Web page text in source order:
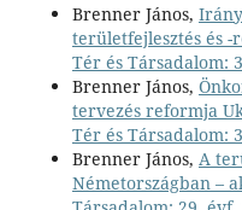
Brenner János,
területfejlesztés és -
Tér és Társadalom:
Brenner János,
tervezés reformja
Tér és Társadalom:
Brenner János, A
Németországban –